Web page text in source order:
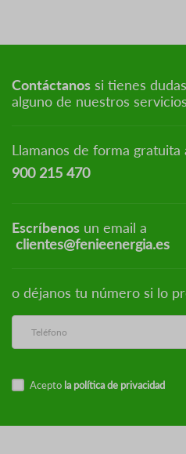
Contáctanos si tienes
alguno de nuestros
Llamanos de forma gratuita
900 215 470
Escríbenos un email a
clientes@fenieenergia.es
o déjanos tu número si lo
Acepto la política de privacidad